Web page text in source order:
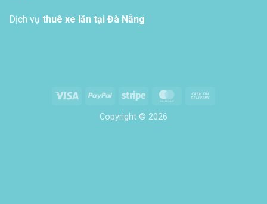
Dịch vụ thuê xe lăn tại Đà Nẵng
Visa PayPal Stripe MasterCard
Copyright © 2026